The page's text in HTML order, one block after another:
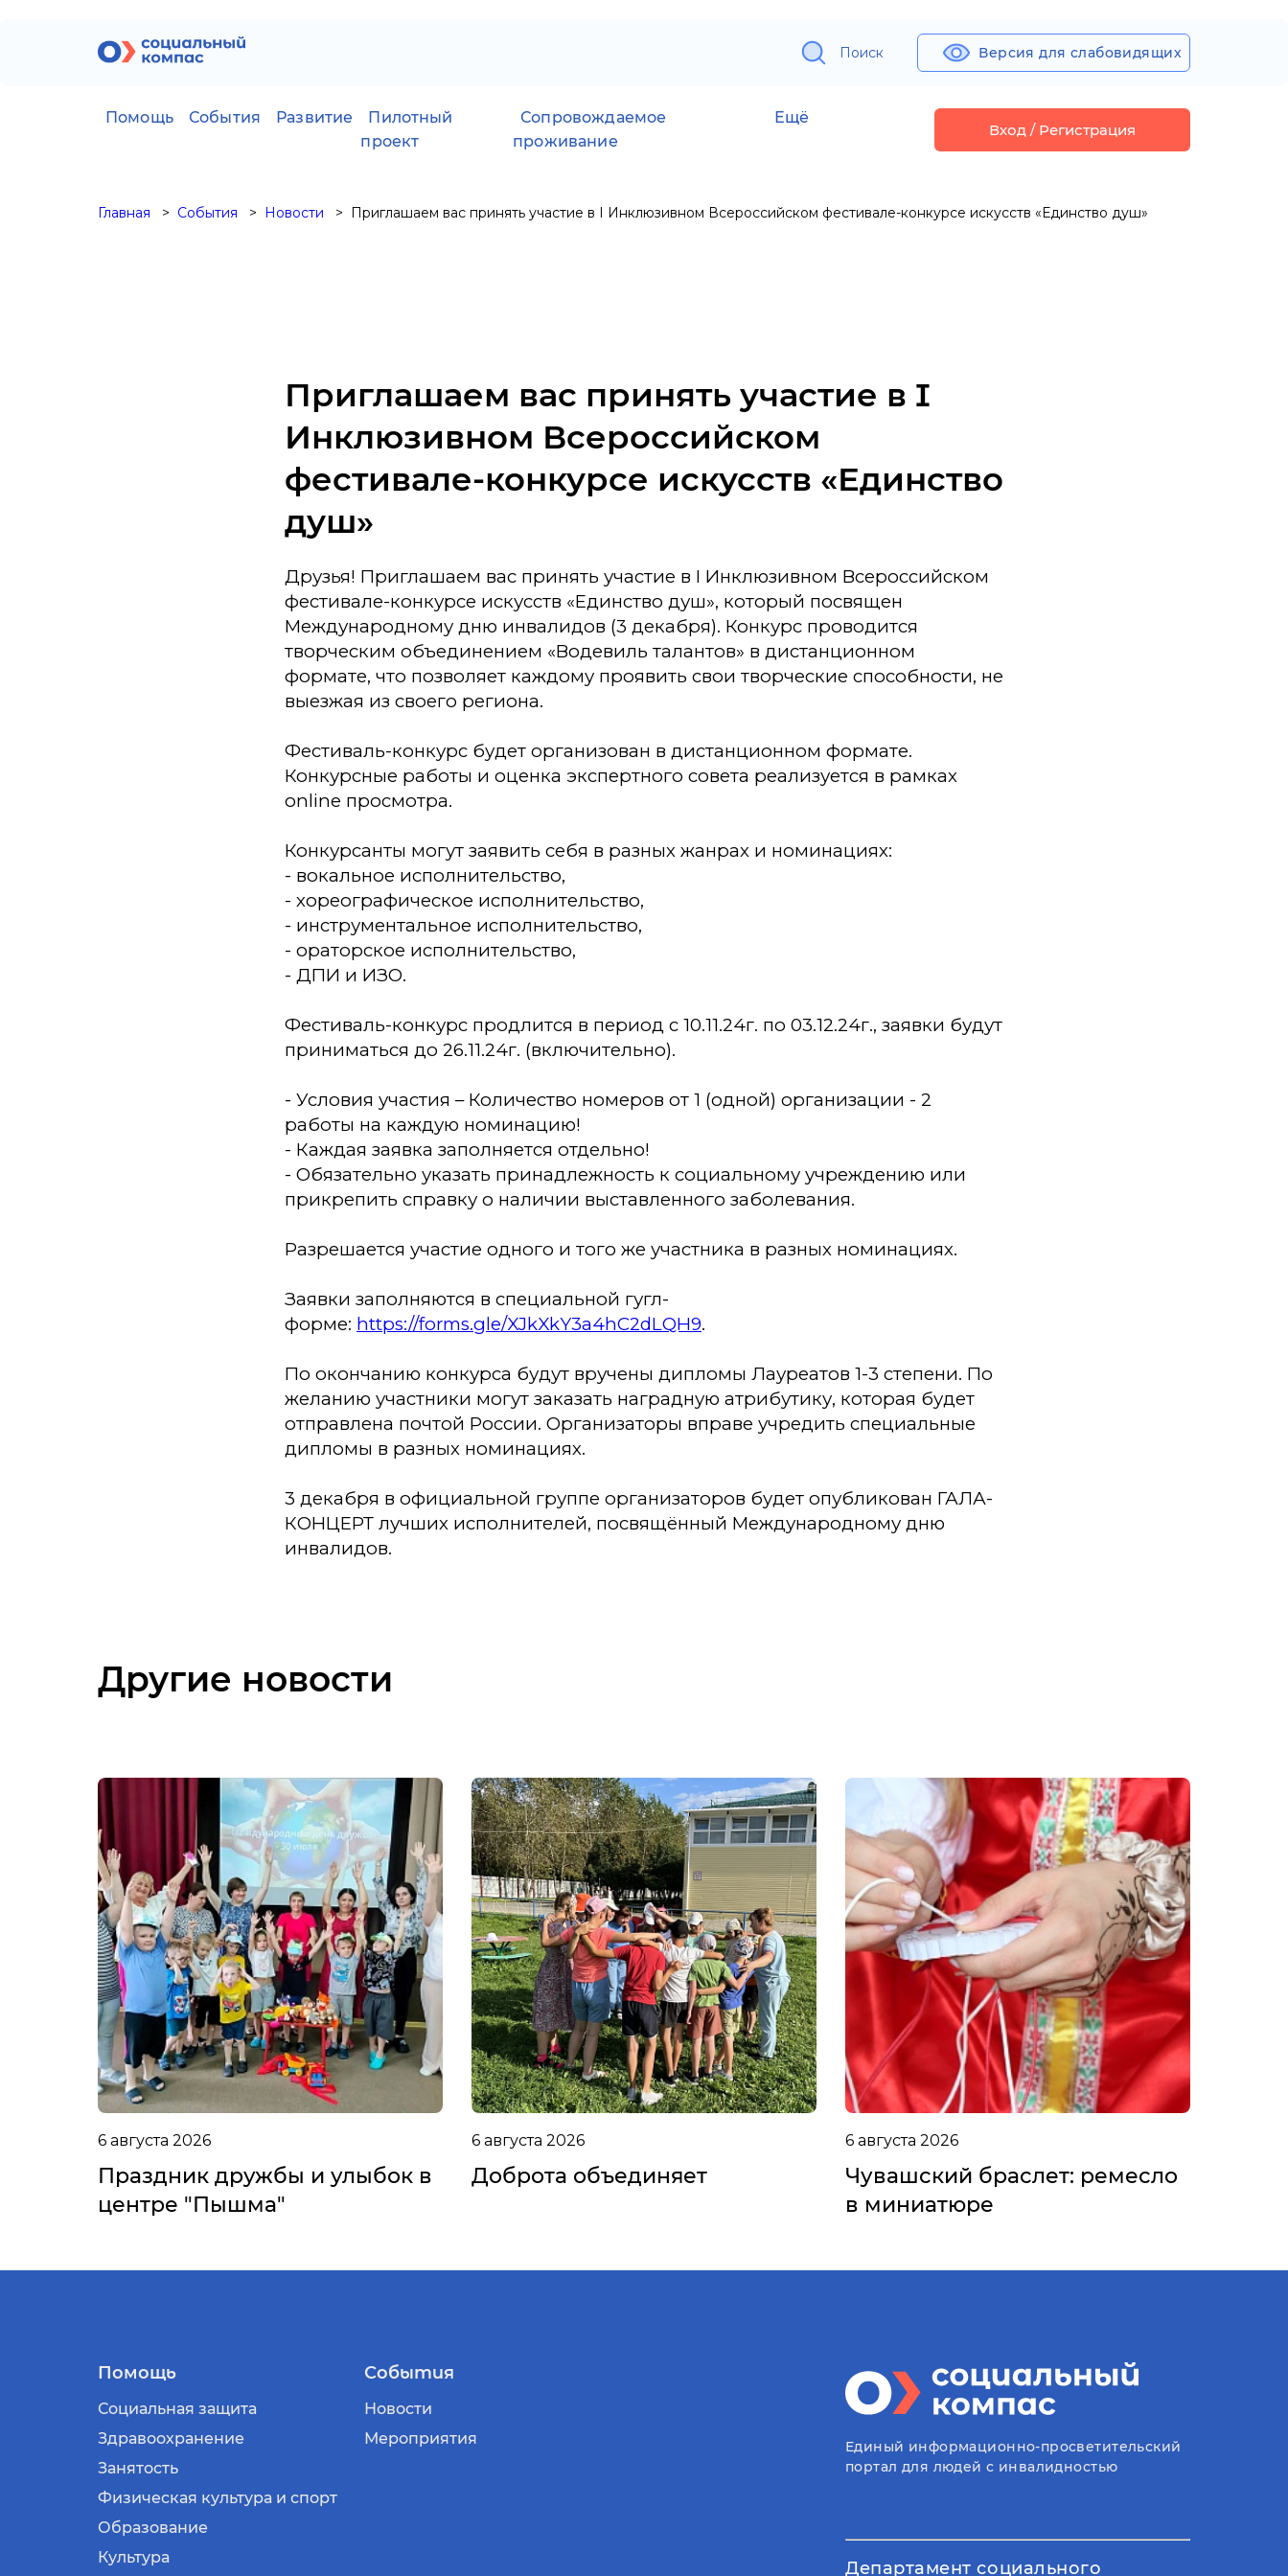
Поиск Версия для слабовидящих
Помощь События Развитие
Пилотный
проект
Сопровождаемое
проживание
Ещё
Вход / Регистрация
Главная События Новости Приглашаем вас принять участие в I Инклюзивном Всероссийском фестивале-конкурсе искусств «Единство душ»
Приглашаем вас принять участие в I
Инклюзивном Всероссийском
фестивале-конкурсе искусств «Единство
душ»
Друзья! Приглашаем вас принять участие в I Инклюзивном Всероссийском
фестивале-конкурсе искусств «Единство душ», который посвящен
Международному дню инвалидов (3 декабря). Конкурс проводится
творческим объединением «Водевиль талантов» в дистанционном
формате, что позволяет каждому проявить свои творческие способности, не
выезжая из своего региона.
Фестиваль-конкурс будет организован в дистанционном формате.
Конкурсные работы и оценка экспертного совета реализуется в рамках
online просмотра.
Конкурсанты могут заявить себя в разных жанрах и номинациях:
- вокальное исполнительство,
- хореографическое исполнительство,
- инструментальное исполнительство,
- ораторское исполнительство,
- ДПИ и ИЗО.
Фестиваль-конкурс продлится в период с 10.11.24г. по 03.12.24г., заявки будут
приниматься до 26.11.24г. (включительно).
- Условия участия – Количество номеров от 1 (одной) организации - 2
работы на каждую номинацию!
- Каждая заявка заполняется отдельно!
- Обязательно указать принадлежность к социальному учреждению или
прикрепить справку о наличии выставленного заболевания.
Разрешается участие одного и того же участника в разных номинациях.
Заявки заполняются в специальной гугл-
форме: https://forms.gle/XJkXkY3a4hC2dLQH9.
По окончанию конкурса будут вручены дипломы Лауреатов 1-3 степени. По
желанию участники могут заказать наградную атрибутику, которая будет
отправлена почтой России. Организаторы вправе учредить специальные
дипломы в разных номинациях.
3 декабря в официальной группе организаторов будет опубликован ГАЛА-
КОНЦЕРТ лучших исполнителей, посвящённый Международному дню
инвалидов.
Другие новости
6 августа 2026
Праздник дружбы и улыбок в
центре "Пышма"
6 августа 2026
Доброта объединяет
6 августа 2026
Чувашский браслет: ремесло
в миниатюре
Помощь
Социальная защита
Здравоохранение
Занятость
Физическая культура и спорт
Образование
Культура
События
Новости
Мероприятия
Единый информационно-просветительский
портал для людей с инвалидностью
Департамент социального